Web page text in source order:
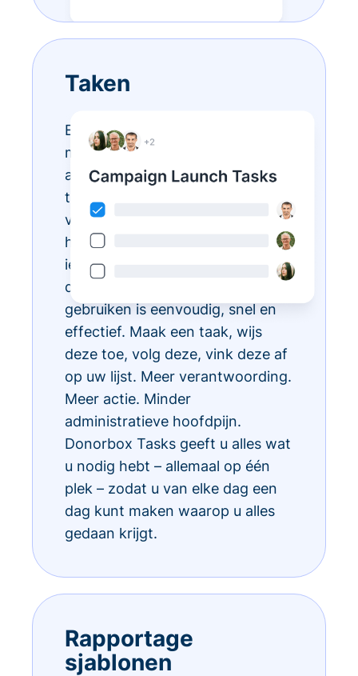
Taken
Eindeloze to-do-lijstjes? Doe ze –
met Donorbox Tasks. Nu kunt u
al uw dagelijkse administratieve
taken organiseren, prioriteren en
vereenvoudigen, allemaal binnen
het CRM-ecosysteem, zodat
iedereen in uw team weet wat te
doen en wanneer. Taken
gebruiken is eenvoudig, snel en
effectief. Maak een taak, wijs
deze toe, volg deze, vink deze af
op uw lijst. Meer verantwoording.
Meer actie. Minder
administratieve hoofdpijn.
Donorbox Tasks geeft u alles wat
u nodig hebt – allemaal op één
plek – zodat u van elke dag een
dag kunt maken waarop u alles
gedaan krijgt.
Rapportage
sjablonen